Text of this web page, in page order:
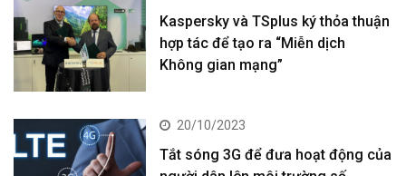
Kaspersky và TSplus ký thỏa thuận
hợp tác để tạo ra “Miễn dịch
Không gian mạng”
20/10/2023
Tắt sóng 3G để đưa hoạt động của